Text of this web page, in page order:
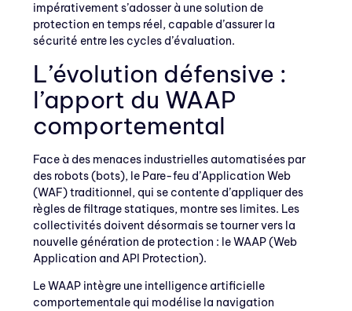
impérativement s’adosser à une solution de
protection en temps réel, capable d’assurer la
sécurité entre les cycles d’évaluation.
L’évolution défensive :
l’apport du WAAP
comportemental
Face à des menaces industrielles automatisées par
des robots (bots), le Pare-feu d’Application Web
(WAF) traditionnel, qui se contente d’appliquer des
règles de filtrage statiques, montre ses limites. Les
collectivités doivent désormais se tourner vers la
nouvelle génération de protection : le WAAP (Web
Application and API Protection).
Le WAAP intègre une intelligence artificielle
comportementale qui modélise la navigation